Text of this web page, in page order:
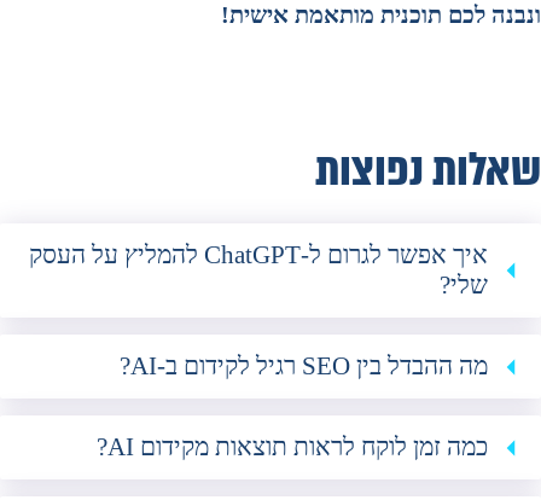
ונבנה לכם תוכנית מותאמת אישית!
שאלות נפוצות
איך אפשר לגרום ל-ChatGPT להמליץ על העסק
שלי?
מה ההבדל בין SEO רגיל לקידום ב-AI?
כמה זמן לוקח לראות תוצאות מקידום AI?